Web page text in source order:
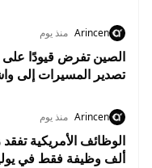
Arincen منذ يوم
تصدير المسيرات إلى
Arincen منذ يوم
ألف وظيفة فقط في